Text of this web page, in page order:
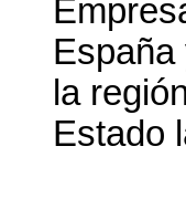
la
Estado